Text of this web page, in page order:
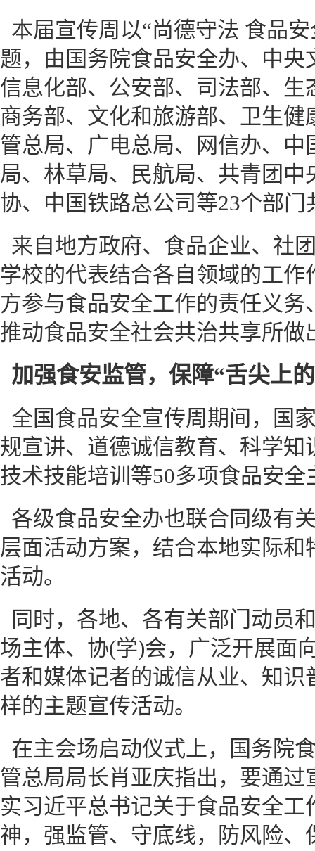
本届宣传周以“尚德守法 食品
题，由国务院食品安全办、中
信息化部、公安部、司法部、
商务部、文化和旅游部、卫生
管总局、广电总局、网信办、
局、林草局、民航局、共青团
协、中国铁路总公司等23个部门
来自地方政府、食品企业、社
学校的代表结合各自领域的工
方参与食品安全工作的责任义
推动食品安全社会共治共享所做
加强食安监管，保障“舌尖上
全国食品安全宣传周期间，国
规宣讲、道德诚信教育、科学
技术技能培训等50多项食品安全
各级食品安全办也联合同级有
层面活动方案，结合本地实际
活动。
同时，各地、各有关部门动员
场主体、协(学)会，广泛开展面
者和媒体记者的诚信从业、知
样的主题宣传活动。
在主会场启动仪式上，国务院
管总局局长肖亚庆指出，要通
实习近平总书记关于食品安全
神，强监管、守底线，防风险